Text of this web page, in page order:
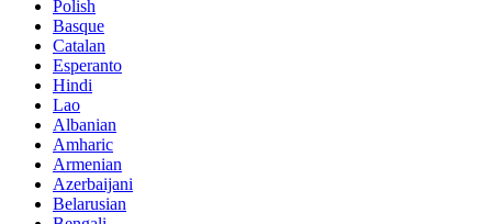
Polish
Basque
Catalan
Esperanto
Hindi
Lao
Albanian
Amharic
Armenian
Azerbaijani
Belarusian